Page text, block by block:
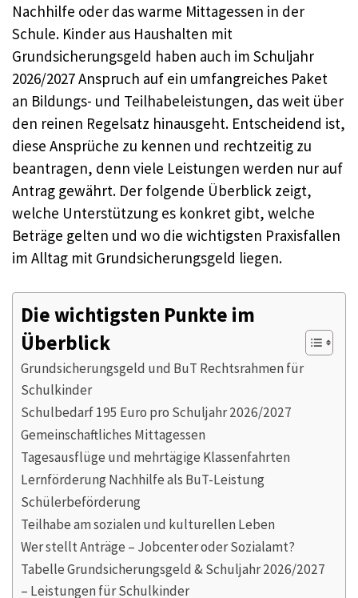
Nachhilfe oder das warme Mittagessen in der
Schule. Kinder aus Haushalten mit
Grundsicherungsgeld haben auch im Schuljahr
2026/2027 Anspruch auf ein umfangreiches Paket
an Bildungs- und Teilhabeleistungen, das weit über
den reinen Regelsatz hinausgeht. Entscheidend ist,
diese Ansprüche zu kennen und rechtzeitig zu
beantragen, denn viele Leistungen werden nur auf
Antrag gewährt. Der folgende Überblick zeigt,
welche Unterstützung es konkret gibt, welche
Beträge gelten und wo die wichtigsten Praxisfallen
im Alltag mit Grundsicherungsgeld liegen.
Die wichtigsten Punkte im
Überblick
Grundsicherungsgeld und BuT Rechtsrahmen für
Schulkinder
Schulbedarf 195 Euro pro Schuljahr 2026/2027
Gemeinschaftliches Mittagessen
Tagesausflüge und mehrtägige Klassenfahrten
Lernförderung Nachhilfe als BuT-Leistung
Schülerbeförderung
Teilhabe am sozialen und kulturellen Leben
Wer stellt Anträge – Jobcenter oder Sozialamt?
Tabelle Grundsicherungsgeld & Schuljahr 2026/2027
– Leistungen für Schulkinder